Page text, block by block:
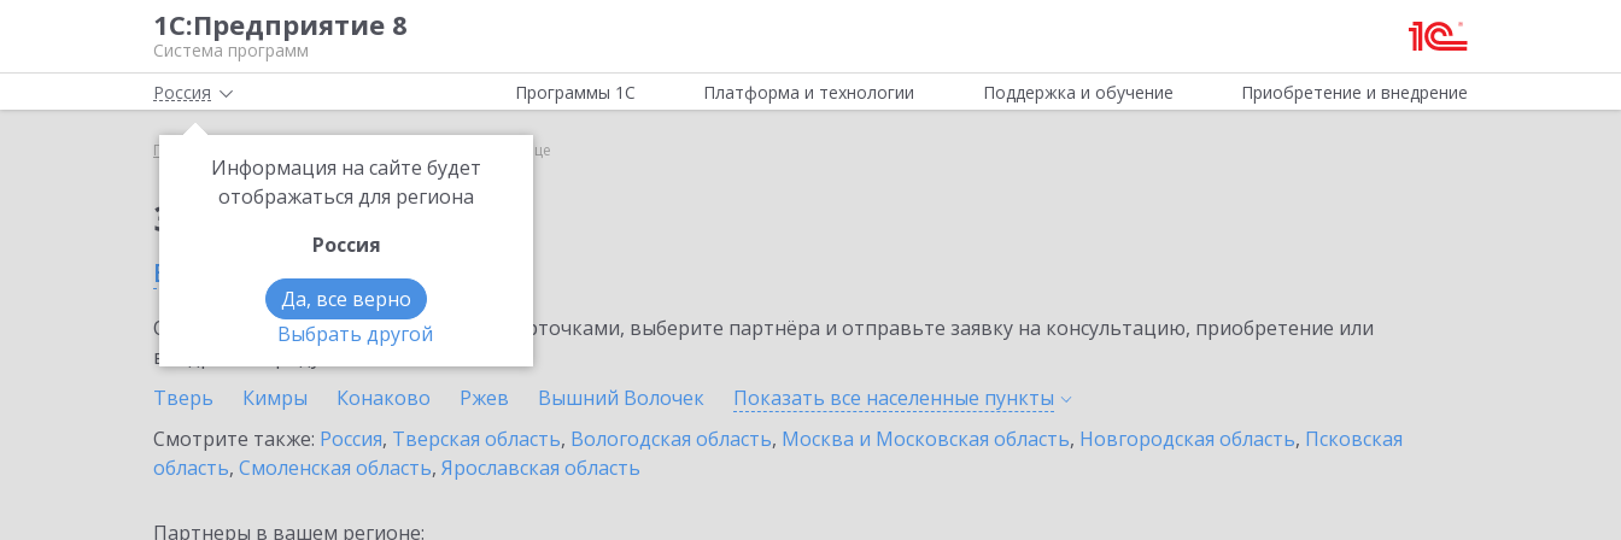
1С:Предприятие 8
Система программ
Россия
Информация на сайте будет
отображаться для региона
Россия
Да, все верно
Выбрать другой
Программы 1С Платформа и технологии Поддержка и обучение Приобретение и внедрение
Главная mag1c в Торопце
Заказать mag1c
в Торопце
Ознакомьтесь с информационными карточками, выберите партнёра и отправьте заявку на консультацию, приобретение или
внедрение продукта.
Тверь
Кимры Конаково Ржев Вышний Волочек Показать все населенные пункты
Смотрите также: Россия, Тверская область, Вологодская область, Москва и Московская область, Новгородская область, Псковская
область, Смоленская область, Ярославская область
Партнеры в вашем регионе: